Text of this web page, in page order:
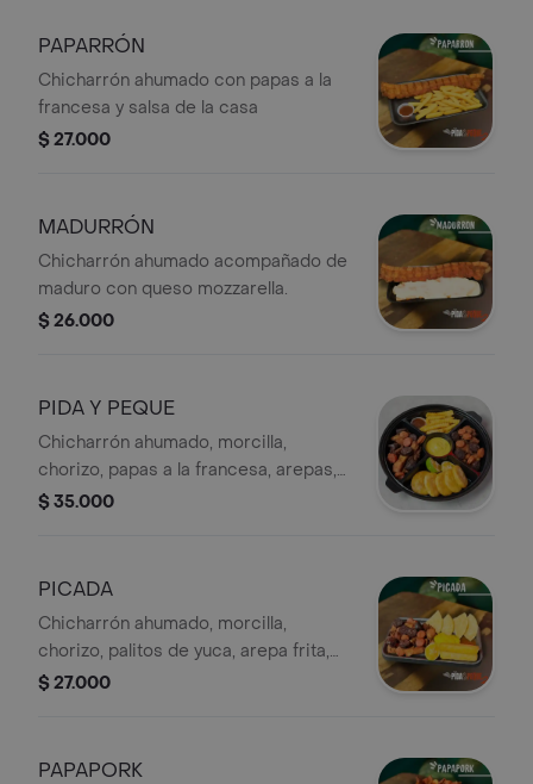
PAPARRÓN
Chicharrón ahumado con papas a la
francesa y salsa de la casa
$ 27.000
MADURRÓN
Chicharrón ahumado acompañado de
maduro con queso mozzarella.
$ 26.000
PIDA Y PEQUE
Chicharrón ahumado, morcilla,
chorizo, papas a la francesa, arepas,
salsa de la casa, guacaguaca y limón.
$ 35.000
PICADA
Chicharrón ahumado, morcilla,
chorizo, palitos de yuca, arepa frita,
salsa de la casa y guacamole
$ 27.000
PAPAPORK